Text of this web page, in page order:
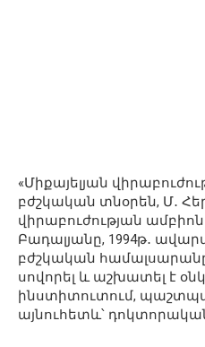
«Միքայելյան
բժշկական տնօրեն, Մ․
վիրաբուժության
Բադալյանը, 1994թ․
բժշկական
սովորել և աշխատել է
ինստիտուտում,
այնուհետև՝